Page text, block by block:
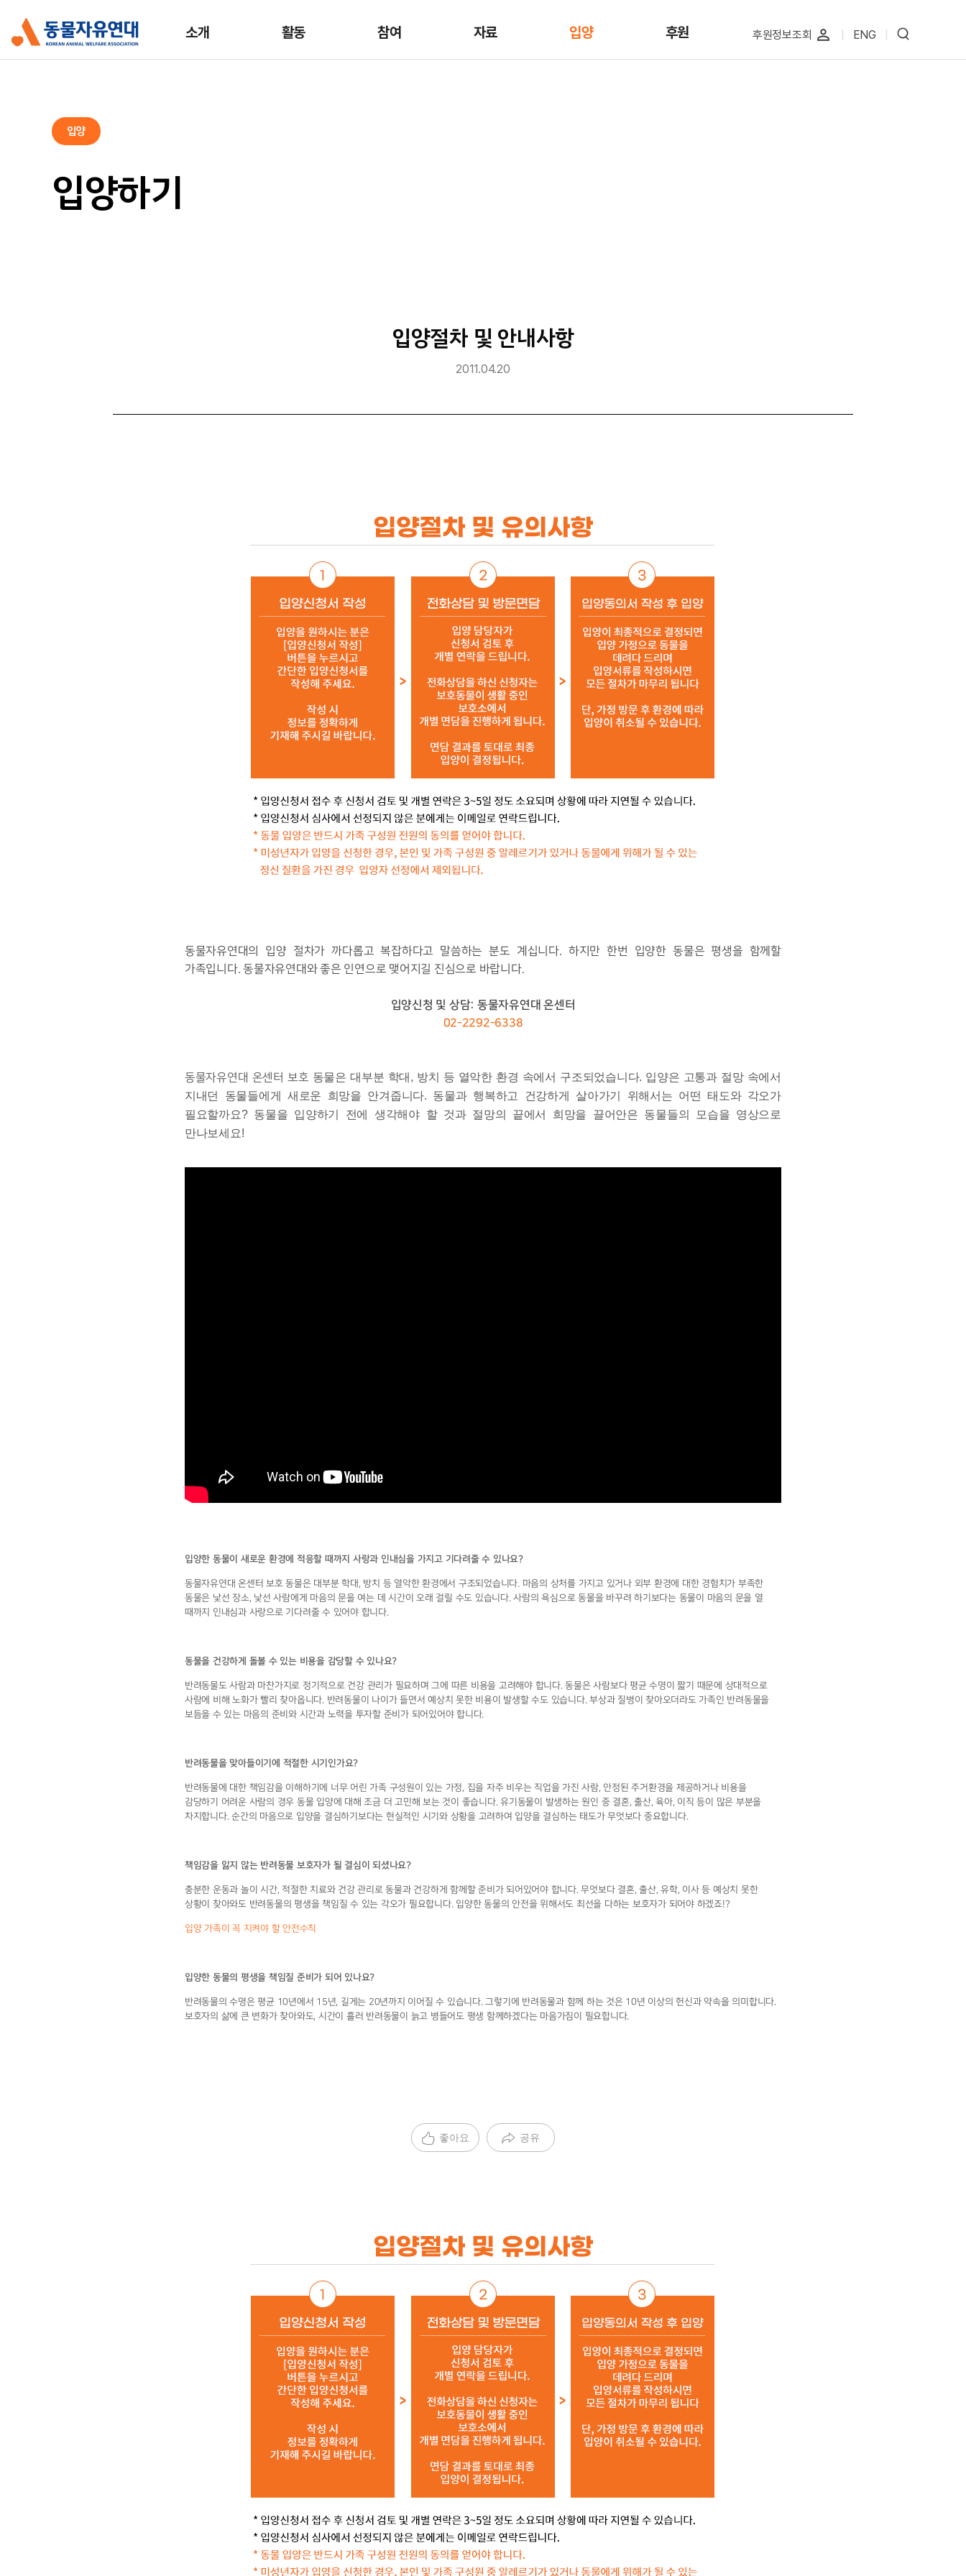
소개 활동 참여 자료 입양 후원 후원정보조회 perm_identity ENG
입양
입양하기
입양절차 및 안내사항
2011.04.20
동물자유연대의 입양 절차가 까다롭고 복잡하다고 말씀하는 분도 계십니다. 하지만 한번 입양한 동물은 평생을 함께할
가족입니다.동물자유연대와 좋은 인연으로 맺어지길 진심으로 바랍니다.
입양신청 및 상담: 동물자유연대 온센터
02-2292-6338
동물자유연대 온센터 보호 동물은 대부분 학대, 방치 등 열악한 환경 속에서 구조되었습니다. 입양은 고통과 절망 속에서
지내던 동물들에게 새로운 희망을 안겨줍니다. 동물과 행복하고 건강하게 살아가기 위해서는 어떤 태도와 각오가
필요할까요? 동물을 입양하기 전에 생각해야 할 것과 절망의 끝에서 희망을 끌어안은 동물들의 모습을 영상으로
만나보세요!
입양한 동물이 새로운 환경에 적응할 때까지 사랑과 인내심을 가지고 기다려줄 수 있나요?
동물자유연대 온센터 보호 동물은 대부분 학대, 방치 등 열악한 환경에서 구조되었습니다. 마음의 상처를 가지고 있거나 외부 환경에 대한 경험치가 부족한
동물은 낯선 장소, 낯선 사람에게 마음의 문을 여는 데 시간이 오래 걸릴 수도 있습니다. 사람의 욕심으로 동물을 바꾸려 하기보다는 동물이 마음의 문을 열
때까지 인내심과 사랑으로 기다려줄 수 있어야 합니다.
동물을 건강하게 돌볼 수 있는 비용을 감당할 수 있나요?
반려동물도 사람과 마찬가지로 정기적으로 건강 관리가 필요하며 그에 따른 비용을 고려해야 합니다. 동물은 사람보다 평균 수명이 짧기 때문에 상대적으로
사람에 비해 노화가 빨리 찾아옵니다. 반려동물이 나이가 들면서 예상치 못한 비용이 발생할 수도 있습니다. 부상과 질병이 찾아오더라도 가족인 반려동물을
보듬을 수 있는 마음의 준비와 시간과 노력을 투자할 준비가 되어있어야 합니다.
반려동물을 맞아들이기에 적절한 시기인가요?
반려동물에 대한 책임감을 이해하기에 너무 어린 가족 구성원이 있는 가정, 집을 자주 비우는 직업을 가진 사람, 안정된 주거환경을 제공하거나 비용을
감당하기 어려운 사람의 경우 동물 입양에 대해 조금 더 고민해 보는 것이 좋습니다. 유기동물이 발생하는 원인 중 결혼, 출산, 육아, 이직 등이 많은 부분을
차지합니다. 순간의 마음으로 입양을 결심하기보다는 현실적인 시기와 상황을 고려하여 입양을 결심하는 태도가 무엇보다 중요합니다.
책임감을 잃지 않는 반려동물 보호자가 될 결심이 되셨나요?
충분한 운동과 놀이 시간, 적절한 치료와 건강 관리로 동물과 건강하게 함께할 준비가 되어있어야 합니다. 무엇보다 결혼, 출산, 유학, 이사 등 예상치 못한
상황이 찾아와도 반려동물의 평생을 책임질 수 있는 각오가 필요합니다. 입양한 동물의 안전을 위해서도 최선을 다하는 보호자가 되어야 하겠죠!?
입양 가족이 꼭 지켜야 할 안전수칙
입양한 동물의 평생을 책임질 준비가 되어 있나요?
반려동물의 수명은 평균 10년에서 15년, 길게는 20년까지 이어질 수 있습니다. 그렇기에 반려동물과 함께 하는 것은 10년 이상의 헌신과 약속을 의미합니다.
보호자의 삶에 큰 변화가 찾아와도, 시간이 흘러 반려동물이 늙고 병들어도 평생 함께하겠다는 마음가짐이 필요합니다.
좋아요 공유